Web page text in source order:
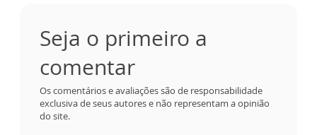
Seja o primeiro a
comentar
Os comentários e avaliações são de responsabilidade
exclusiva de seus autores e não representam a opinião
do site.